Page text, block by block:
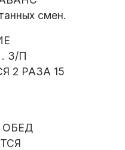
смен.
З/П
2 РАЗА 15